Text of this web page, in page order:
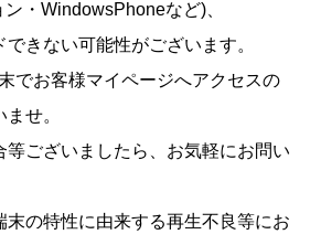
・WindowsPhoneなど)、
きない可能性がございます。
でお客様マイページへアクセスの
せ。
等ございましたら、お気軽にお問い
末の特性に由来する再生不良等にお